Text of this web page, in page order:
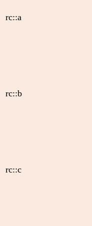
rc::a
rc::b
rc::c